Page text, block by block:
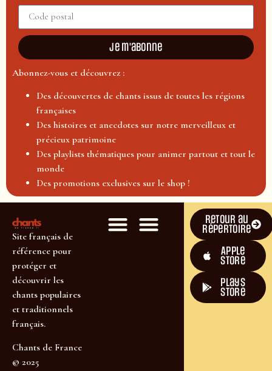
Je m'abonne
Abonnez-vous et découvrez :
Des découvertes de chants issus de toutes les régions
françaises
Des histoires et anecdotes sur notre merveilleux et
précieux patrimoine
Des playlists thématiques pour animer partout et tout le
monde
Des promotions exclusives sur le shop !
Site français de
référence pour
protéger et
découvrir les
chants populaires
et traditionnels
français.
Chants de France
© 2025
Retour au
répertoire
Apple
Store
plays
store